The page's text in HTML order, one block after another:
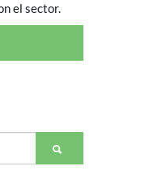
el sector.